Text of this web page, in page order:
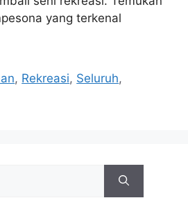
yang terkenal
, Rekreasi, Seluruh,